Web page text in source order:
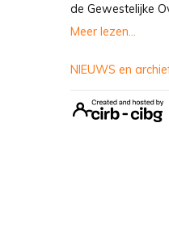
de Gewestelijke
Meer lezen...
NIEUWS en